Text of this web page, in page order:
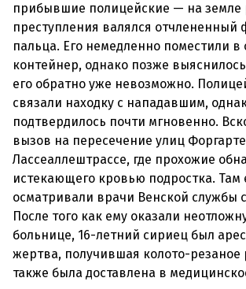
прибывшие полицейские — на земле
преступления валялся отчлененный
пальца. Его немедленно поместили
контейнер, однако позже
его обратно уже невозможно.
связали находку с нападавшим,
подтвердилось почти мгновенно.
вызов на пересечение улиц
Лассеаллештрассе, где прохожие
истекающего кровью подростка. Там
осматривали врачи Венской службы
После того как ему оказали
больнице, 16-летний сириец был
жертва, получившая колото-резаное
также была доставлена в